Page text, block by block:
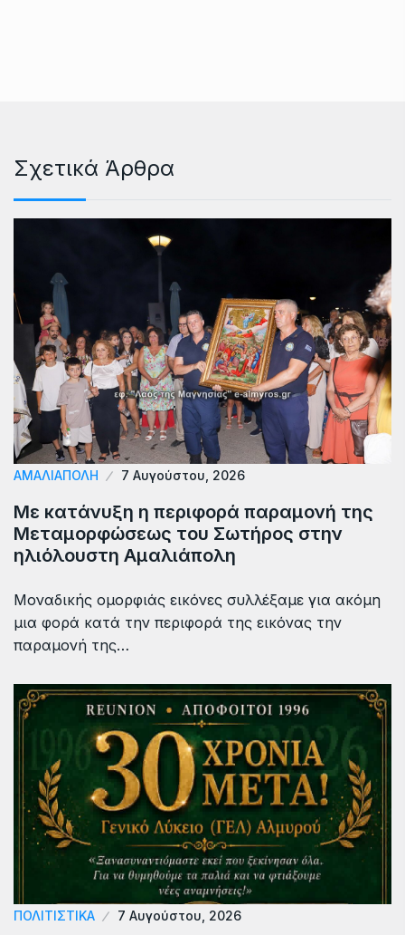
Σχετικά Άρθρα
ΑΜΑΛΙΆΠΟΛΗ 7 Αυγούστου, 2026
Με κατάνυξη η περιφορά παραμονή της
Μεταμορφώσεως του Σωτήρος στην
ηλιόλουστη Αμαλιάπολη
Μοναδικής ομορφιάς εικόνες συλλέξαμε για ακόμη
μια φορά κατά την περιφορά της εικόνας την
παραμονή της…
ΠΟΛΙΤΙΣΤΙΚΑ 7 Αυγούστου, 2026